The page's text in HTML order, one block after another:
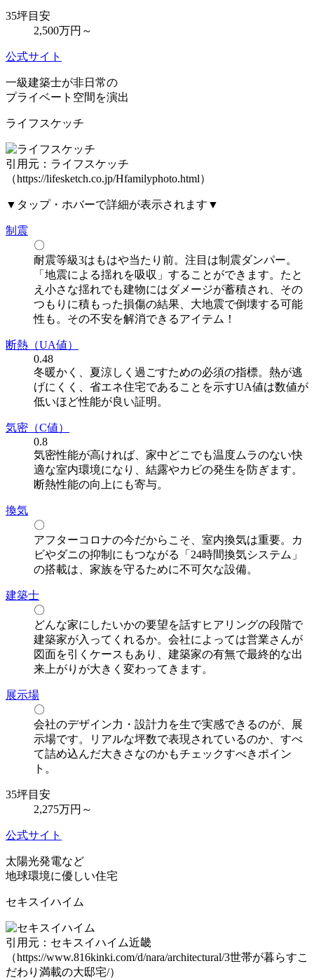
35坪目安
2,500万円～
公式サイト
一級建築士が非日常の
プライベート空間を演出
ライフスケッチ
引用元：ライフスケッチ
（https://lifesketch.co.jp/Hfamilyphoto.html）
▼タップ・ホバーで詳細が表示されます▼
制震
〇
耐震等級3はもはや当たり前。注目は制震ダンパー。
「地震による揺れを吸収」することができます。たと
え小さな揺れでも建物にはダメージが蓄積され、その
つもりに積もった損傷の結果、大地震で倒壊する可能
性も。その不安を解消できるアイテム！
断熱 （UA値）
0.48
冬暖かく、夏涼しく過ごすための必須の指標。熱が逃
げにくく、省エネ住宅であることを示すUA値は数値が
低いほど性能が良い証明。
気密 （C値）
0.8
気密性能が高ければ、家中どこでも温度ムラのない快
適な室内環境になり、結露やカビの発生を防ぎます。
断熱性能の向上にも寄与。
換気
〇
アフターコロナの今だからこそ、室内換気は重要。カ
ビやダニの抑制にもつながる「24時間換気システム」
の搭載は、家族を守るために不可欠な設備。
建築士
〇
どんな家にしたいかの要望を話すヒアリングの段階で
建築家が入ってくれるか。会社によっては営業さんが
図面を引くケースもあり、建築家の有無で最終的な出
来上がりが大きく変わってきます。
展示場
〇
会社のデザイン力・設計力を生で実感できるのが、展
示場です。リアルな坪数で表現されているのか、すべ
て詰め込んだ大きさなのかもチェックすべきポイン
ト。
35坪目安
2,275万円～
公式サイト
太陽光発電など
地球環境に優しい住宅
セキスイハイム
引用元：セキスイハイム近畿
（https://www.816kinki.com/d/nara/architectural/3世帯が暮らすこ
だわり満載の大邸宅/）